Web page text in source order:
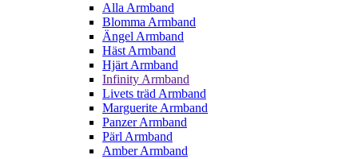
Alla Armband
Blomma Armband
Ängel Armband
Häst Armband
Hjärt Armband
Infinity Armband
Livets träd Armband
Marguerite Armband
Panzer Armband
Pärl Armband
Amber Armband